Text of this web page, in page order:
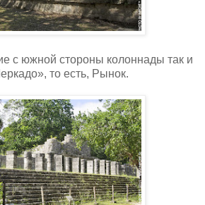
с южной стороны колоннады так и
то есть, Рынок.